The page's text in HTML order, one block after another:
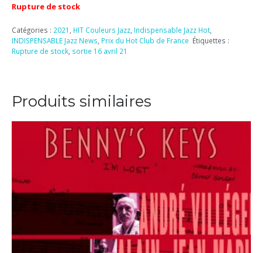
Rupture de stock
Catégories : 2021 , HIT Couleurs Jazz, Indispensable Jazz Hot,
INDISPENSABLE Jazz News, Prix du Hot Club de France Étiquettes :
Rupture de stock, sortie 16 avril 21
Produits similaires